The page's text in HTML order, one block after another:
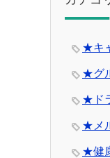
★キ
★グ
★ド
★メ
★健